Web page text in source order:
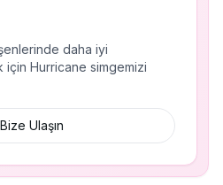
daha iyi
için Hurricane simgemizi
Bize Ulaşın